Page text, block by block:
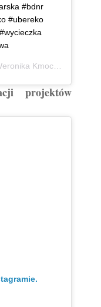
#bdnr
#ubereko
Kmoch
projektów